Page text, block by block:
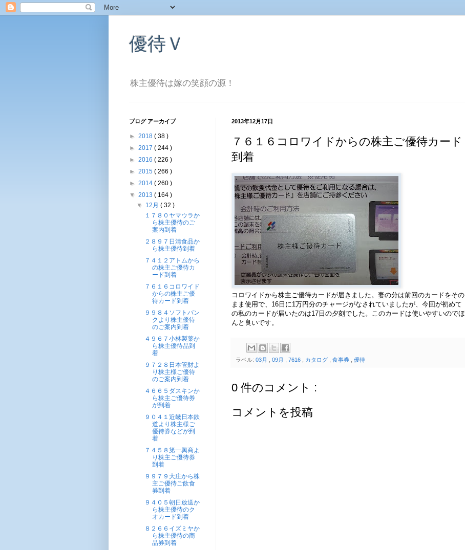
優待Ｖ
株主優待は嫁の笑顔の源！
2013年12月17日
７６１６コロワイドからの株主ご優待カード
到着
コロワイドから株主ご優待カードが届きました。妻の分は前回のカードをその
まま使用で、16日に1万円分のチャージがなされていましたが、今回が初めて
の私のカードが届いたのは17日の夕刻でした。このカードは使いやすいのでほ
んと良いです。
ラベル: 03月 , 09月 , 7616 , カタログ , 食事券 , 優待
0 件のコメント :
コメントを投稿
ブログ アーカイブ
► 2018 ( 38 )
► 2017 ( 244 )
► 2016 ( 226 )
► 2015 ( 266 )
► 2014 ( 260 )
▼ 2013 ( 164 )
▼ 12月( 32 )
１７８０ヤマウラか
ら株主優待のご
案内到着
２８９７日清食品か
ら株主優待到着
７４１２アトムから
の株主ご優待カ
ード到着
７６１６コロワイド
からの株主ご優
待カード到着
９９８４ソフトバン
クより株主優待
のご案内到着
４９６７小林製薬か
ら株主優待品到
着
９７２８日本管財よ
り株主様ご優待
のご案内到着
４６６５ダスキンか
ら株主ご優待券
が到着
９０４１近畿日本鉄
道より株主様ご
優待券などが到
着
７４５８第一興商よ
り株主ご優待券
到着
９９７９大庄から株
主ご優待ご飲食
券到着
９４０５朝日放送か
ら株主優待のク
オカード到着
８２６６イズミヤか
ら株主優待の商
品券到着